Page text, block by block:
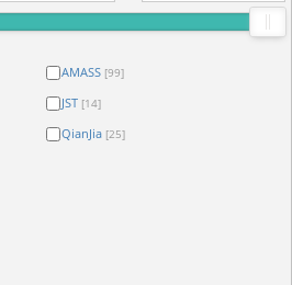
AMASS [99]
JST [14]
QianJia [25]